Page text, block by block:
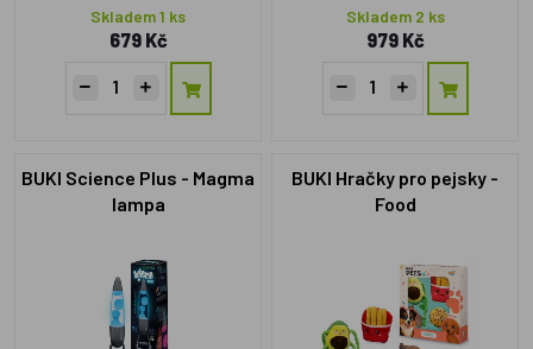
Skladem 1 ks
679 Kč
Skladem 2 ks
979 Kč
BUKI Science Plus - Magma
lampa
BUKI Hračky pro pejsky -
Food